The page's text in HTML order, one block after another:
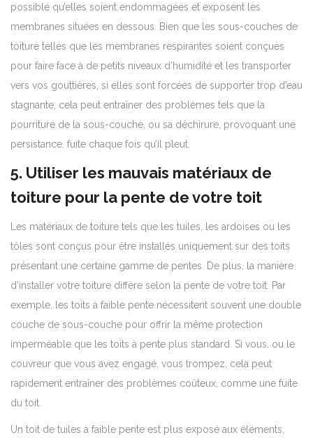
possible qu’elles soient endommagées et exposent les
membranes situées en dessous. Bien que les sous-couches de
toiture telles que les membranes respirantes soient conçues
pour faire face à de petits niveaux d’humidité et les transporter
vers vos gouttières, si elles sont forcées de supporter trop d’eau
stagnante, cela peut entraîner des problèmes tels que la
pourriture de la sous-couche, ou sa déchirure, provoquant une
persistance. fuite chaque fois qu’il pleut.
5. Utiliser les mauvais matériaux de
toiture pour la pente de votre toit
Les matériaux de toiture tels que les tuiles, les ardoises ou les
tôles sont conçus pour être installés uniquement sur des toits
présentant une certaine gamme de pentes. De plus, la manière
d’installer votre toiture diffère selon la pente de votre toit. Par
exemple, les toits à faible pente nécessitent souvent une double
couche de sous-couche pour offrir la même protection
imperméable que les toits à pente plus standard. Si vous, ou le
couvreur que vous avez engagé, vous trompez, cela peut
rapidement entraîner des problèmes coûteux, comme une fuite
du toit.
Un toit de tuiles à faible pente est plus exposé aux éléments,